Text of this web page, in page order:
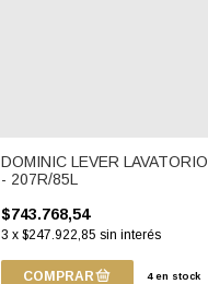
DOMINIC LEVER LAVATORIO
- 207R/85L
$743.768,54
3 x $247.922,85 sin interés
4en stock